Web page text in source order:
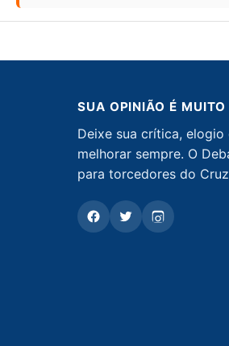
SUA OPINIÃO É
Deixe sua crítica,
melhorar sempre. O
para torcedores do